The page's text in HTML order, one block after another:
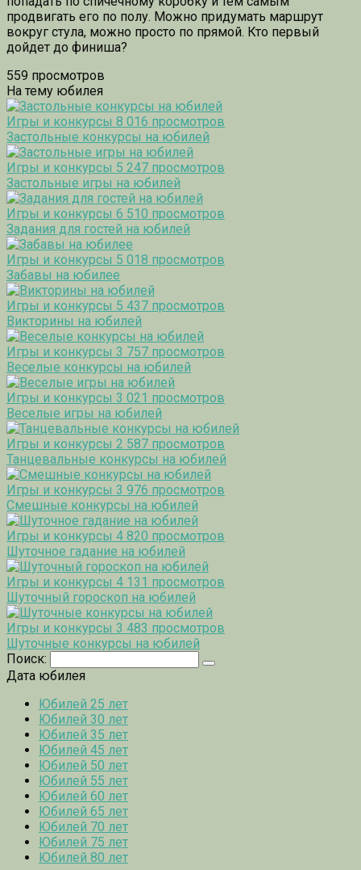
продвигать его по полу. Можно придумать маршрут
вокруг стула, можно просто по прямой. Кто первый
дойдет до финиша?
559 просмотров
На тему юбилея
Игры и конкурсы 8 016 просмотров
Застольные конкурсы на юбилей
Игры и конкурсы 5 247 просмотров
Застольные игры на юбилей
Игры и конкурсы 6 510 просмотров
Задания для гостей на юбилей
Игры и конкурсы 5 018 просмотров
Забавы на юбилее
Игры и конкурсы 5 437 просмотров
Викторины на юбилей
Игры и конкурсы 3 757 просмотров
Веселые конкурсы на юбилей
Игры и конкурсы 3 021 просмотров
Веселые игры на юбилей
Игры и конкурсы 2 587 просмотров
Танцевальные конкурсы на юбилей
Игры и конкурсы 3 976 просмотров
Смешные конкурсы на юбилей
Игры и конкурсы 4 820 просмотров
Шуточное гадание на юбилей
Игры и конкурсы 4 131 просмотров
Шуточный гороскоп на юбилей
Игры и конкурсы 3 483 просмотров
Шуточные конкурсы на юбилей
Поиск:
Дата юбилея
Юбилей 25 лет
Юбилей 30 лет
Юбилей 35 лет
Юбилей 45 лет
Юбилей 50 лет
Юбилей 55 лет
Юбилей 60 лет
Юбилей 65 лет
Юбилей 70 лет
Юбилей 75 лет
Юбилей 80 лет